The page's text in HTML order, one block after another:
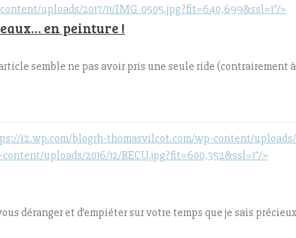
uploads/2017/11/IMG_0505.jpg?fit=640,699&ssl=1"/>
en peinture !
semble ne pas avoir pris une seule ride
i2.wp.com/blogrh-thomasvilcot.com/wp-content/uploads/
uploads/2016/12/RECU.jpg?fit=600,352&ssl=1"/>
déranger et d’empiéter sur votre temps que je sais